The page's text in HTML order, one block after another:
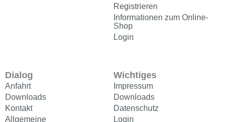
Registrieren
Informationen zum Online-
Shop
Login
Dialog
Anfahrt
Downloads
Kontakt
Allgemeine
Wichtiges
Impressum
Downloads
Datenschutz
Login